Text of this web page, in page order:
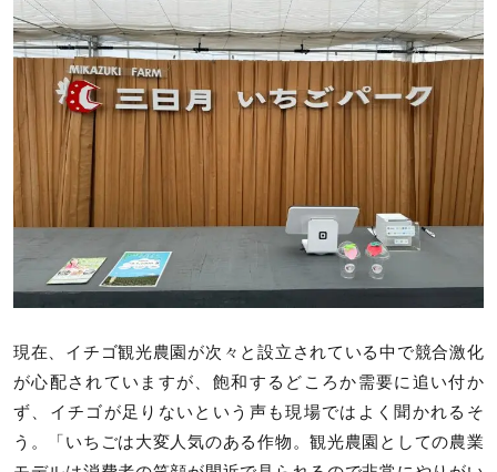
現在、イチゴ観光農園が次々と設立されている中で競合激化
が心配されていますが、飽和するどころか需要に追い付か
ず、イチゴが足りないという声も現場ではよく聞かれるそ
う。「いちごは大変人気のある作物。観光農園としての農業